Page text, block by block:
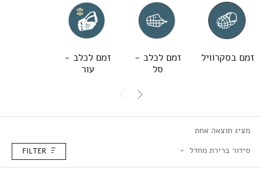
זמם בסקרוויל
זמם לכלב -
סל
זמם לכלב -
עור
מציג תוצאה אחת
סידור ברירת מחדל
FILTER